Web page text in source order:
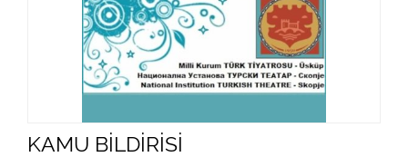
KAMU BİLDİRİSİ